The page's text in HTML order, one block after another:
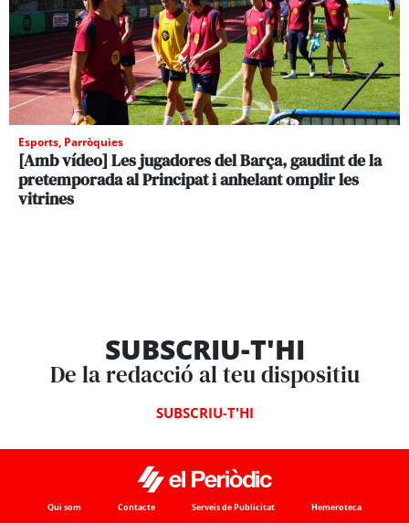
Esports, Parròquies
[Amb vídeo] Les jugadores del Barça, gaudint de la
pretemporada al Principat i anhelant omplir les
vitrines
SUBSCRIU-T'HI
De la redacció al teu dispositiu
SUBSCRIU-T'HI
Qui som Contacte Serveis de Publicitat Hemeroteca